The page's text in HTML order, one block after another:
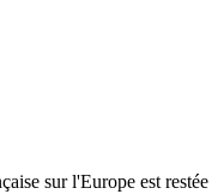
sur l'Europe est restée